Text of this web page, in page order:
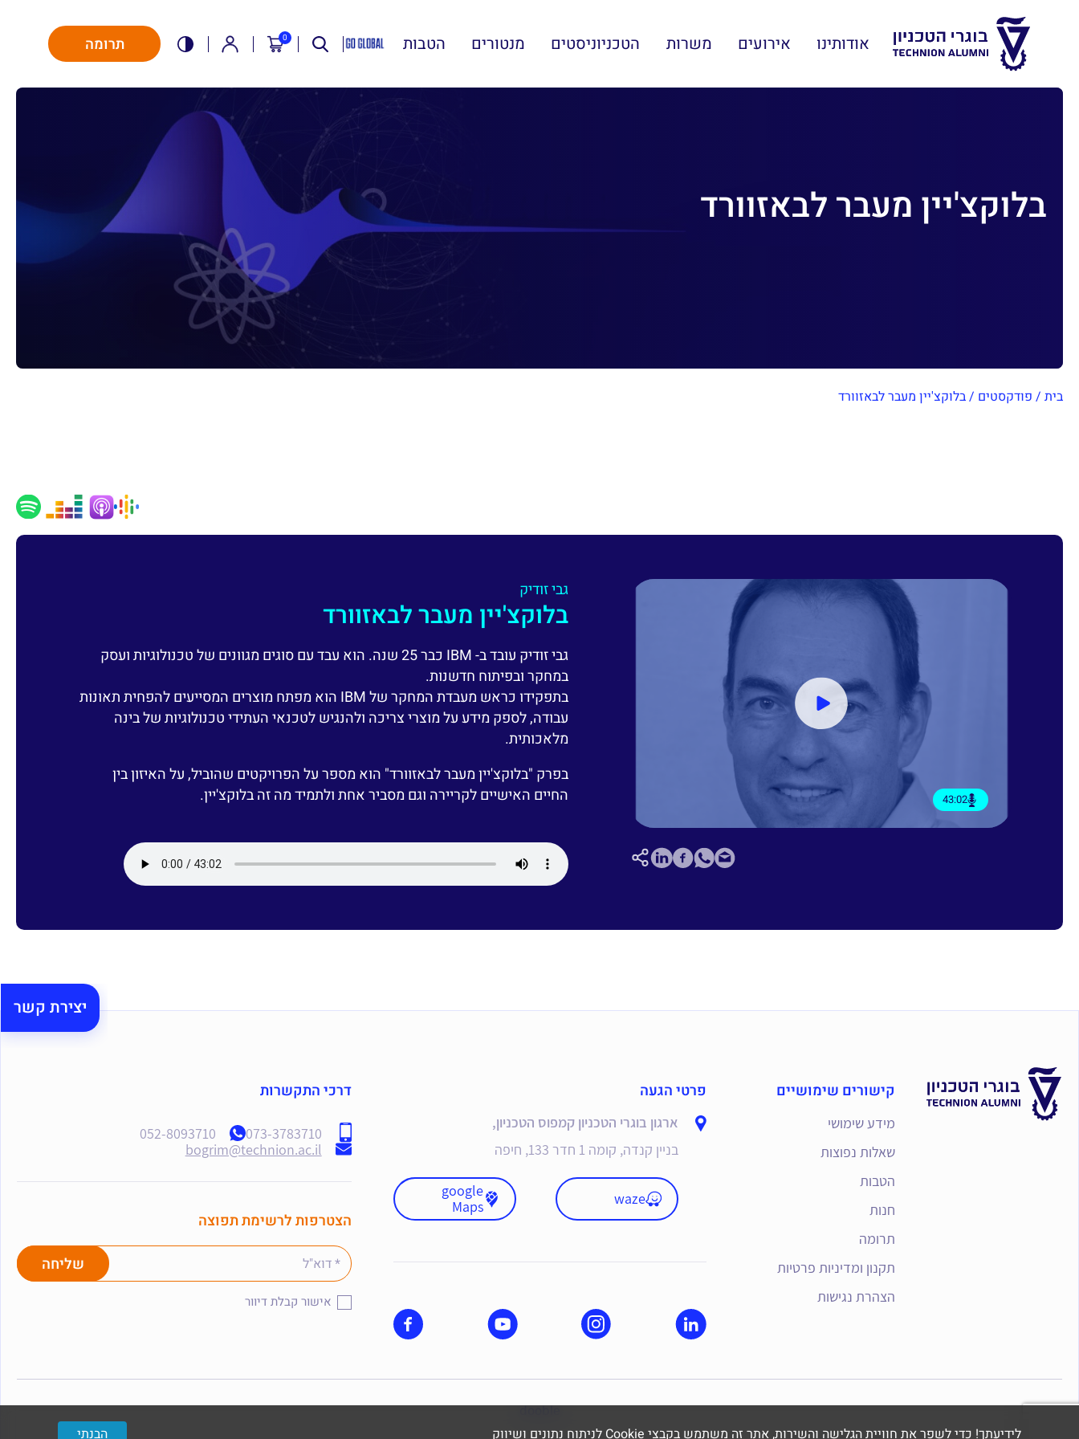
אודותינו אירועים משרות הטכניוניסטים מנטורים הטבות 0 תרומה
בלוקצ'יין מעבר לבאזוורד
בית / פודקסטים /בלוקצ'יין מעבר לבאזוורד
43:02
גבי זודיק
בלוקצ'יין מעבר לבאזוורד
גבי זודיק עובד ב- IBM כבר 25 שנה. הוא עבד עם סוגים מגוונים של טכנולוגיות ועסק
במחקר ובפיתוח חדשנות.
בתפקידו כראש מעבדת המחקר של IBM הוא מפתח מוצרים המסייעים להפחית תאונות
עבודה, לספק מידע על מוצרי צריכה ולהנגיש לטכנאי העתידי טכנולוגיות של בינה
מלאכותית.
בפרק "בלוקצ'יין מעבר לבאזוורד" הוא מספר על הפרויקטים שהוביל, על האיזון בין
החיים האישיים לקריירה וגם מסביר אחת ולתמיד מה זה בלוקצ'יין.
יצירת קשר
קישורים שימושיים
מידע שימושי
שאלות נפוצות
הטבות
חנות
תרומה
תקנון ומדיניות פרטיות
הצהרת נגישות
פרטי הגעה
ארגון בוגרי הטכניון קמפוס הטכניון,
בניין קנדה, קומה 1 חדר 133, חיפה
waze
google
Maps
דרכי התקשרות
073-3783710
052-8093710
bogrim@technion.ac.il
הצטרפות לרשימת תפוצה
אישור קבלת דיוור
dooble
לידיעתך! כדי לשפר את חוויית הגלישה והשירות, אתר זה משתמש בקבצי Cookie לניתוח נתונים ושיווק הבנתי